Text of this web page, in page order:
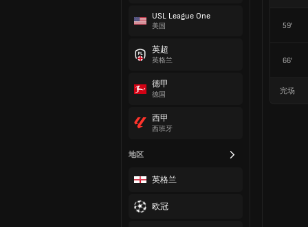
USL League One
美国
英超
英格兰
德甲
德国
西甲
西班牙
地区
英格兰
欧冠
59'
66'
完场